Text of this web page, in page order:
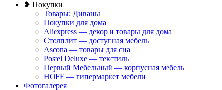
❥ Покупки
Товары: Диваны
Покупки для дома
Aliexpress — декор и товары для дома
Столплит — доступная мебель
Ascona — товары для сна
Postel Deluxe — текстиль
Первый Мебельный — корпусная мебель
HOFF — гипермаркет мебели
Фотогалерея